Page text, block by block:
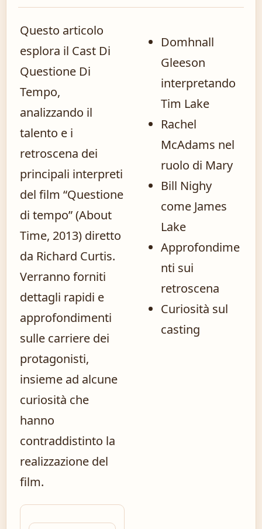
Questo articolo
esplora il Cast Di
Questione Di
Tempo,
analizzando il
talento e i
retroscena dei
principali interpreti
del film “Questione
di tempo” (About
Time, 2013) diretto
da Richard Curtis.
Verranno forniti
dettagli rapidi e
approfondimenti
sulle carriere dei
protagonisti,
insieme ad alcune
curiosità che
hanno
contraddistinto la
realizzazione del
film.
Domhnall
Gleeson
interpretando
Tim Lake
Rachel
McAdams nel
ruolo di Mary
Bill Nighy
come James
Lake
Approfondime
nti sui
retroscena
Curiosità sul
casting